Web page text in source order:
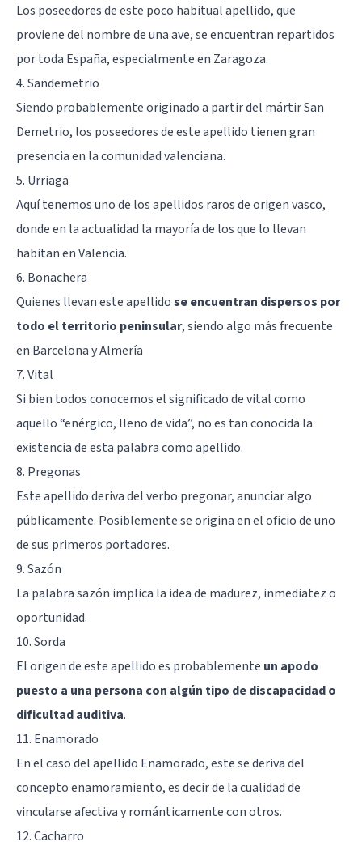
Los poseedores de este poco habitual apellido, que
proviene del nombre de una ave, se encuentran repartidos
por toda España, especialmente en Zaragoza.
4. Sandemetrio
Siendo probablemente originado a partir del mártir San
Demetrio, los poseedores de este apellido tienen gran
presencia en la comunidad valenciana.
5. Urriaga
Aquí tenemos uno de los apellidos raros de origen vasco,
donde en la actualidad la mayoría de los que lo llevan
habitan en Valencia.
6. Bonachera
Quienes llevan este apellidose encuentran dispersos por
todo el territorio peninsular, siendo algo más frecuente
en Barcelona y Almería
7. Vital
Si bien todos conocemos el significado de vital como
aquello “enérgico, lleno de vida”, no es tan conocida la
existencia de esta palabra como apellido.
8. Pregonas
Este apellido deriva del verbo pregonar, anunciar algo
públicamente. Posiblemente se origina en el oficio de uno
de sus primeros portadores.
9. Sazón
La palabra sazón implica la idea de madurez, inmediatez o
oportunidad.
10. Sorda
El origen de este apellido es probablemente un apodo
puesto a una persona con algún tipo de discapacidad o
dificultad auditiva.
11. Enamorado
En el caso del apellido Enamorado, este se deriva del
concepto enamoramiento, es decir de la cualidad de
vincularse afectiva y románticamente con otros.
12. Cacharro